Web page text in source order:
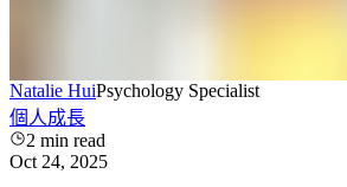
Natalie HuiPsychology Specialist
個人成長
2 min read
Oct 24, 2025